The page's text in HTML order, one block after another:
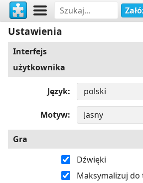
Ustawienia
Interfejs
użytkownika
Język
Motyw
Gra
Dźwięki
Maksymalizuj